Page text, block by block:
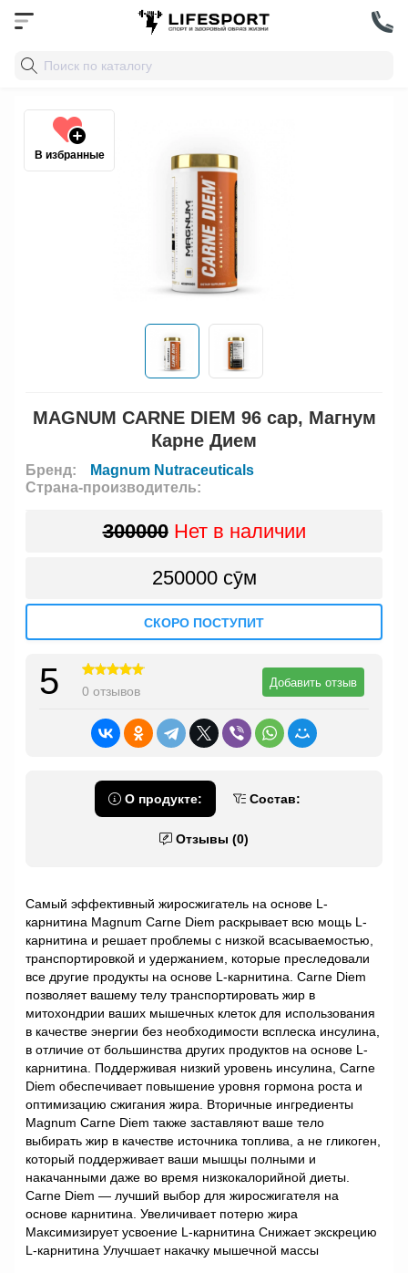
В избранные
MAGNUM CARNE DIEM 96 cap, Магнум
Карне Дием
Бренд:
Magnum Nutraceuticals
Страна-производитель:
300000 Нет в наличии
250000 сӯм
СКОРО ПОСТУПИТ
5 0 отзывов
Добавить отзыв
О продукте: Состав:
Отзывы (0)
Самый эффективный жиросжигатель на основе L-
карнитина Magnum Carne Diem раскрывает всю мощь L-
карнитина и решает проблемы с низкой всасываемостью,
транспортировкой и удержанием, которые преследовали
все другие продукты на основе L-карнитина. Carne Diem
позволяет вашему телу транспортировать жир в
митохондрии ваших мышечных клеток для использования
в качестве энергии без необходимости всплеска инсулина,
в отличие от большинства других продуктов на основе L-
карнитина. Поддерживая низкий уровень инсулина, Carne
Diem обеспечивает повышение уровня гормона роста и
оптимизацию сжигания жира. Вторичные ингредиенты
Magnum Carne Diem также заставляют ваше тело
выбирать жир в качестве источника топлива, а не гликоген,
который поддерживает ваши мышцы полными и
накачанными даже во время низкокалорийной диеты.
Carne Diem — лучший выбор для жиросжигателя на
основе карнитина. Увеличивает потерю жира
Максимизирует усвоение L-карнитина Снижает экскрецию
L-карнитина Улучшает накачку мышечной массы